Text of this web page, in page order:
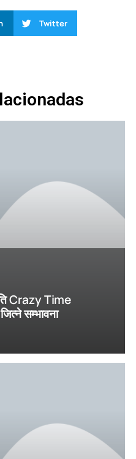
Twitter
Crazy Time
सम्भावना